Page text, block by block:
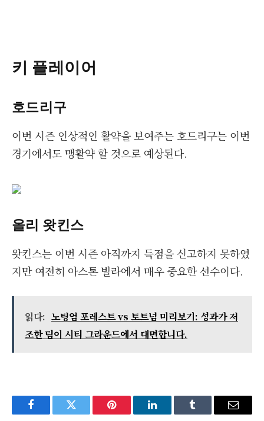
키 플레이어
호드리구
이번 시즌 인상적인 활약을 보여주는 호드리구는 이번
경기에서도 맹활약 할 것으로 예상된다.
올리 왓킨스
왓킨스는 이번 시즌 아직까지 득점을 신고하지 못하였
지만 여전히 아스톤 빌라에서 매우 중요한 선수이다.
읽다: 노팅엄 포레스트 vs 토트넘 미리보기: 성과가 저
조한 팀이 시티 그라운드에서 대면합니다.
FacebookTwitter Pinterest LinkedInTumblr Email